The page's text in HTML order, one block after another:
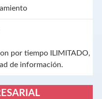
por tiempo ILIMITADO,
de información.